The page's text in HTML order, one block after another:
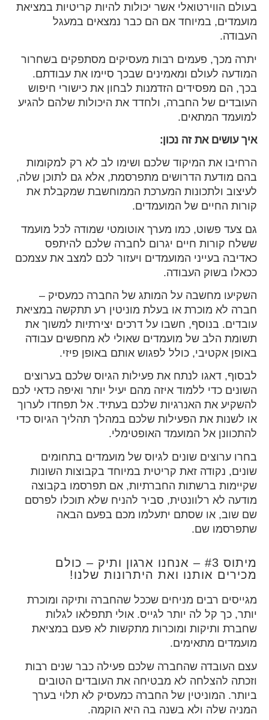
בעולם הווירטואלי אשר יכולות להיות קריטיות במציאת
מועמדים, במיוחד אם הם כבר נמצאים במעגל
העבודה.
יתרה מכך, פעמים רבות מעסיקים מסתפקים בשחרור
המודעה לעולם ומאמינים שבכך סיימו את עבודתם.
בכך, הם מפסידים הזדמנות לבחון את כישורי חיפוש
העובדים של החברה, ולחדד את היכולות שלהם להגיע
למועמד המתאים.
איך עושים את זה נכון:
הרחיבו את המיקוד שלכם ושימו לב לא רק למקומות
בהם מודעת הדרושים מתפרסמת, אלא גם לתוכן שלה,
לעיצוב ולתכונות המערכת הממוחשבת שמקבלת את
קורות החיים של המועמדים.
גם צעד פשוט, כמו מערך אוטומטי שמודה לכל מועמד
ששלח קורות חיים יגרום לחברה שלכם להיתפס
כאדיבה בעייני המועמדים ויעזור לכם למצב את עצמכם
ככאלו בשוק העבודה.
השקיעו מחשבה על המותג של החברה כמעסיק –
חברה לא מוכרת או בעלת מוניטין רע תתקשה במציאת
עובדים. בנוסף, חשבו על דרכים יצירתיות למשוך את
תשומת הלב של מועמדים שאולי לא מחפשים עבודה
באופן אקטיבי, כולל לפגוש אותם באופן פיזי.
לבסוף, דאגו לנתח את פעילות הגיוס שלכם בערוצים
השונים כדי ללמוד איזה מהם יעיל יותר ואיפה כדאי לכם
להשקיע את האנרגיות שלכם בעתיד. אל תפחדו לערוך
או לשנות את הפעילות שלכם במהלך תהליך הגיוס כדי
להתכוונן אל המועמד האופטימלי.
בחרו ערוצים שונים לגיוס של מועמדים בתחומים
שונים, נקודה זאת קריטית במיוחד בקבוצות השונות
שקיימות ברשתות החברתיות, אם תפרסמו בקבוצה
מודעה לא רלוונטית, סביר להניח שלא תוכלו לפרסם
שם שוב, או שסתם יתעלמו מכם בפעם הבאה
שתפרסמו שם.
מיתוס #3 – אנחנו ארגון ותיק – כולם
מכירים אותנו ואת היתרונות שלנו!
מגייסים רבים מניחים שככל שהחברה ותיקה ומוכרת
יותר, כך קל לה יותר לגייס. אולי תתפלאו לגלות
שחברת ותיקות ומוכרות מתקשות לא פעם במציאת
מועמדים מתאימים.
עצם העובדה שהחברה שלכם פעילה כבר שנים רבות
וזכתה להצלחה לא מבטיחה את העובדים הטובים
ביותר. המוניטין של החברה כמעסיק לא תלוי בערך
המניה שלה ולא בשנה בה היא הוקמה.